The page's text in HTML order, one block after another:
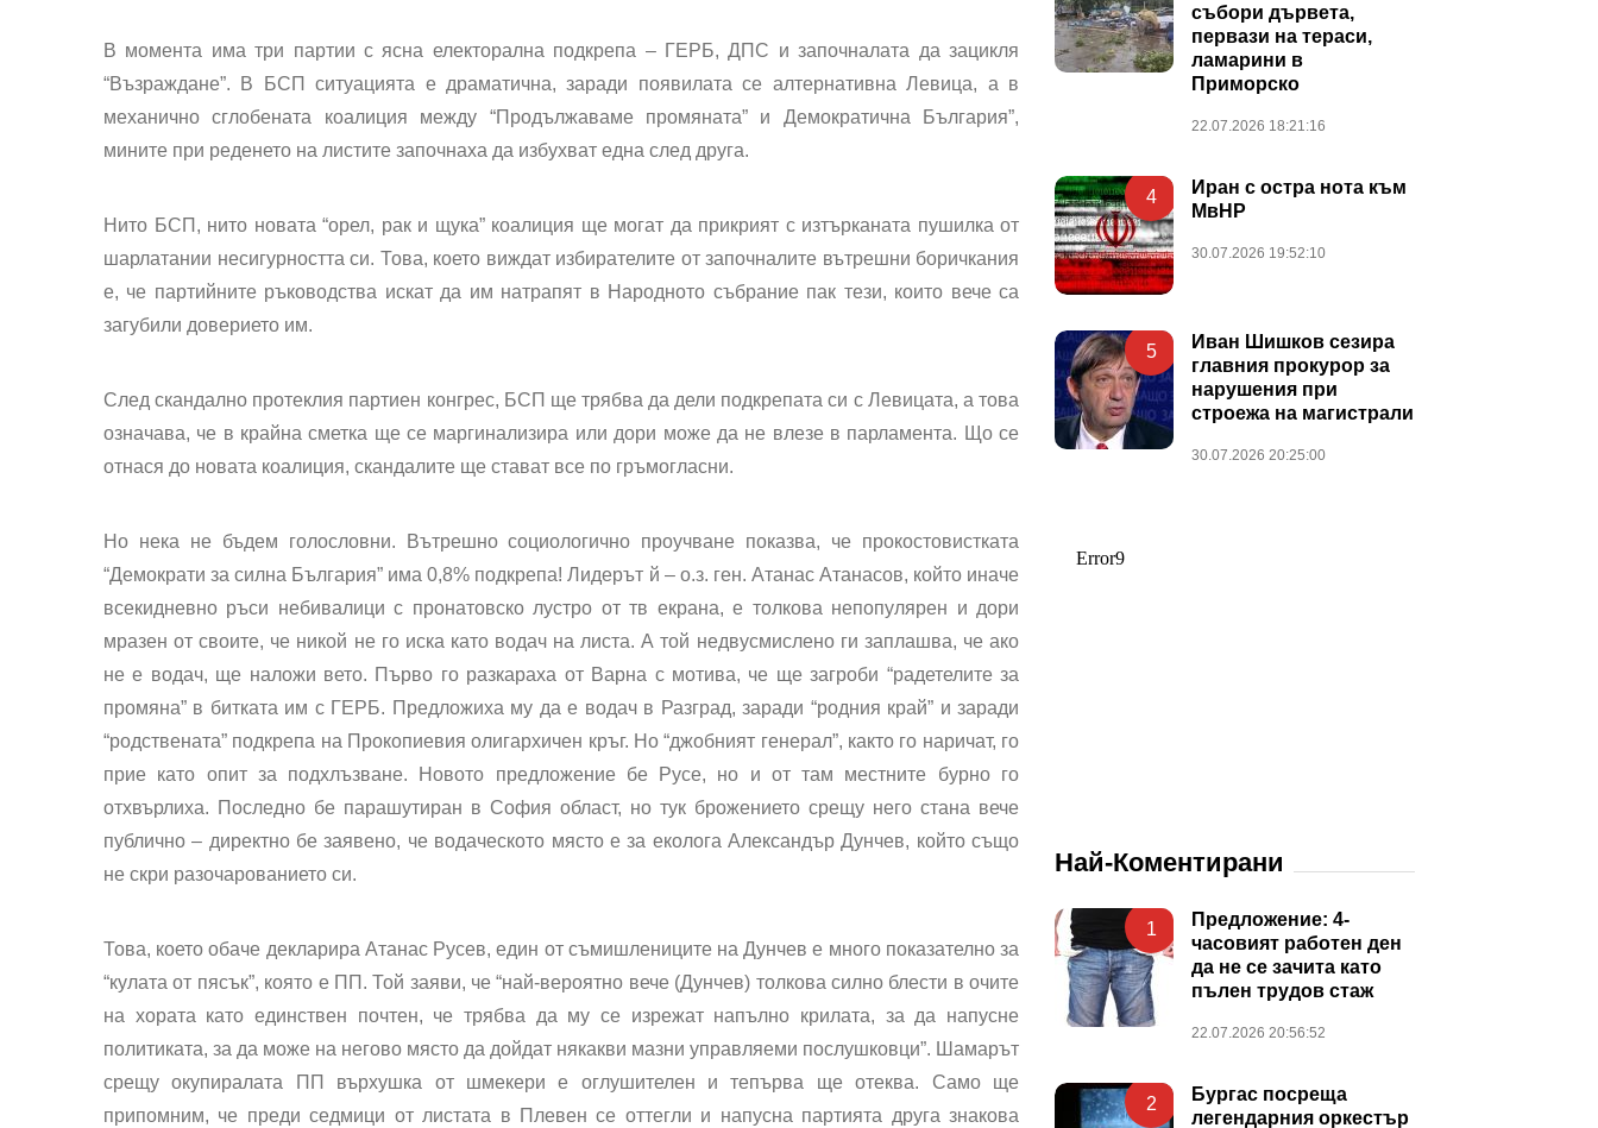
В момента има три партии с ясна електорална подкрепа – ГЕРБ, ДПС и започналата да зацикля
“Възраждане”. В БСП ситуацията е драматична, заради появилата се алтернативна Левица, а в
механично сглобената коалиция между “Продължаваме промяната” и Демократична България”,
мините при реденето на листите започнаха да избухват една след друга.
Нито БСП, нито новата “орел, рак и щука” коалиция ще могат да прикрият с изтърканата пушилка от
шарлатании несигурността си. Това, което виждат избирателите от започналите вътрешни боричкания
е, че партийните ръководства искат да им натрапят в Народното събрание пак тези, които вече са
загубили доверието им.
След скандално протеклия партиен конгрес, БСП ще трябва да дели подкрепата си с Левицата, а това
означава, че в крайна сметка ще се маргинализира или дори може да не влезе в парламента. Що се
отнася до новата коалиция, скандалите ще стават все по гръмогласни.
Но нека не бъдем голословни. Вътрешно социологично проучване показва, че прокостовистката
“Демократи за силна България” има 0,8% подкрепа! Лидерът й – о.з. ген. Атанас Атанасов, който иначе
всекидневно ръси небивалици с пронатовско лустро от тв екрана, е толкова непопулярен и дори
мразен от своите, че никой не го иска като водач на листа. А той недвусмислено ги заплашва, че ако
не е водач, ще наложи вето. Първо го разкараха от Варна с мотива, че ще загроби “радетелите за
промяна” в битката им с ГЕРБ. Предложиха му да е водач в Разград, заради “родния край” и заради
“родствената” подкрепа на Прокопиевия олигархичен кръг. Но “джобният генерал”, както го наричат, го
прие като опит за подхлъзване. Новото предложение бе Русе, но и от там местните бурно го
отхвърлиха. Последно бе парашутиран в София област, но тук брожението срещу него стана вече
публично – директно бе заявено, че водаческото място е за еколога Александър Дунчев, който също
не скри разочарованието си.
Това, което обаче декларира Атанас Русев, един от съмишлениците на Дунчев е много показателно за
“кулата от пясък”, която е ПП. Той заяви, че “най-вероятно вече (Дунчев) толкова силно блести в очите
на хората като единствен почтен, че трябва да му се изрежат напълно крилата, за да напусне
политиката, за да може на негово място да дойдат някакви мазни управляеми послушковци”. Шамарът
срещу окупиралата ПП върхушка от шмекери е оглушителен и тепърва ще отеква. Само ще
припомним, че преди седмици от листата в Плевен се оттегли и напусна партията друга знакова
събори дървета,
первази на тераси,
ламарини в
Приморско
22.07.2026 18:21:16
4
Иран с остра нота към
МвНР
30.07.2026 19:52:10
5
Иван Шишков сезира
главния прокурор за
нарушения при
строежа на магистрали
30.07.2026 20:25:00
Най-Коментирани
1
Предложение: 4-
часовият работен ден
да не се зачита като
пълен трудов стаж
22.07.2026 20:56:52
2
Бургас посреща
легендарния оркестър